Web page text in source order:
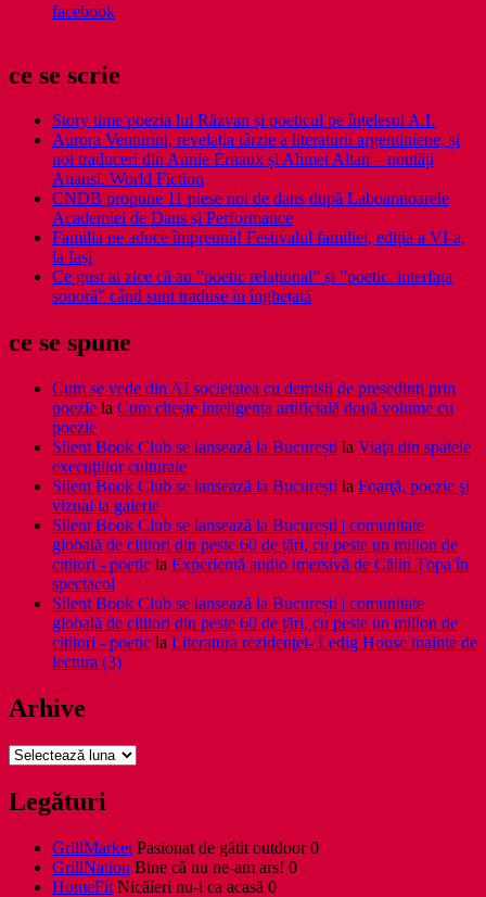
facebook
ce se scrie
Story time poezia lui Răzvan și poeticul pe înțelesul A.I.
Aurora Venturini, revelația târzie a literaturii argentiniene, și
noi traduceri din Annie Ernaux și Ahmet Altan – noutăți
Anansi. World Fiction
CNDB propune 11 piese noi de dans după Laboaratoarele
Academiei de Dans și Performance
Familia ne aduce împreună! Festivalul familiei, ediția a VI-a,
la Iași
Ce gust ai zice că au ”poetic relațional” și ”poetic. interfața
sonoră” când sunt traduse în înghețată
ce se spune
Cum se vede din AI societatea cu demisii de președinți prin
poezie la Cum citește inteligența artificială două volume cu
poezie
Silent Book Club se lansează la București la Viaţa din spatele
execuţiilor culturale
Silent Book Club se lansează la București la Foarţă, poezie şi
vizual la galerie
Silent Book Club se lansează la București | comunitate
globală de cititori din peste 60 de țări, cu peste un milion de
cititori - poetic la Experiență audio imersivă de Călin Țopa în
spectacol
Silent Book Club se lansează la București | comunitate
globală de cititori din peste 60 de țări, cu peste un milion de
cititori - poetic la Literatura rezidenţei- Ledig House inainte de
lectura (3)
Arhive
Arhive
Legături
GrillMarket Pasionat de gătit outdoor 0
GrillNation Bine că nu ne-am ars! 0
HomeFit Nicăieri nu-i ca acasă 0